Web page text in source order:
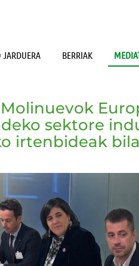
JARDUERA BERRIAK
sektore
irtenbideak